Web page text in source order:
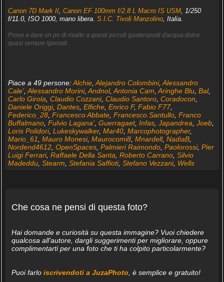
Canon 7D Mark II, Canon EF 100mm f/2.8 L Macro IS USM, 1/250
f/11.0, ISO 1000, mano libera. S.I.C. Tivoli Manzolino, Italia.
Provo a dare un po di risalto a questi piccoli gasteropodi d'acqua dolce
quasi sempre ignorati .
Piace a 49 persone:Alchie, Alejandro Colombini, Alessandro
Cale', Alessandro Morini, Andnol, Antonia Cam Aringhe Blu, Bal,
Carlo Girola Claudio Cozzani, Claudio Santoro, Coradocon
Daniele Origgi, Dantes, Elfiche, Enrico F, Fabio F77,
Federico_28, Francesco Abbate, Francesco.Santullo, Franco
Buffalmano, Fulvio Lagana', Guerragaet, Infas, Japandrea Joeb,
Loris Polidori, Lukeskywalker, Mar40, Marcophotographer,
Mario_61
Mauro Monesi, Maurocomi8, Mnardell, NadiaB,
Nordend4612, OpenSpaces, Palmieri Raimondo, Paolorossi, Pier
Luigi Ferrari, Raffaele Della Santa Roberto Carrano, Silvio
Madeddu, Stearm Stefania Saffioti, Stefano Vezzani, Wells
Che cosa ne pensi di questa foto?
Hai domande e curiosità su questa immagine? Vuoi chiedere
qualcosa all'autore, dargli suggerimenti per migliorare, oppure
complimentarti per una foto che ti ha colpito particolarmente?
Puoi farlo iscrivendoti a JuzaPhoto , è semplice e gratuito!